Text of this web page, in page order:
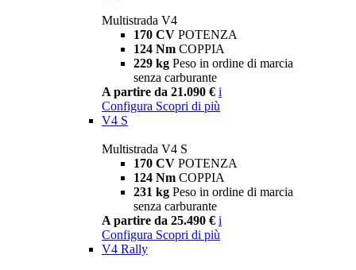
Multistrada V4
170 CV POTENZA
124 Nm COPPIA
229 kg Peso in ordine di marcia
senza carburante
A partire da 21.090 € i
Configura Scopri di più
V4 S
Multistrada V4 S
170 CV POTENZA
124 Nm COPPIA
231 kg Peso in ordine di marcia
senza carburante
A partire da 25.490 € i
Configura Scopri di più
V4 Rally